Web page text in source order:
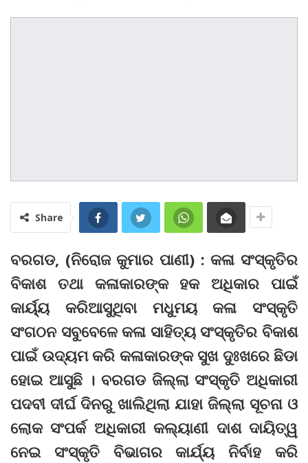
Share
ବରଗଡ, (ନିରୋଜ କୁମାର ପାଣୀ) : କଳା ସଂସ୍କୃତିର
ବିକାଶ ତଥା କଳାକାରଙ୍କ ହକ ଅଧିକାର ପାଇଁ
କାର୍ୟ୍ୟ କରିଆସୁଥିବା ମଧୁମୟ କଳା ସଂସ୍କୃତି
ସଂଗଠନ ସବୁବେଳେ କଳା ସାହିତ୍ୟ ସଂସ୍କୃତିର ବିକାଶ
ପାଇଁ ଉଦ୍ୟମ କରି କଳାକାରଙ୍କ ସୁଖ ଦୁଃଖରେ ଛିଡା
ହୋଇ ଆସୁଛି । ବରଗଡ ଜିଲ୍ଲା ସଂସ୍କୃତି ଅଧିକାରୀ
ପଦବୀ ଦୀର୍ଘ ଦିନରୁ ଖାଲିଥିଲା ଯାହା ଜିଲ୍ଲା ସୂଚନା ଓ
ଲୋକ ସଂପର୍କ ଅଧିକାରୀ କଲ୍ୟାଣୀ ଦାଶ ଦାୟିତ୍ୱ
ନେଇ ସଂସ୍କୃତି ବିଭାଗର କାର୍ଯ୍ୟ ନିର୍ବାହ କରି